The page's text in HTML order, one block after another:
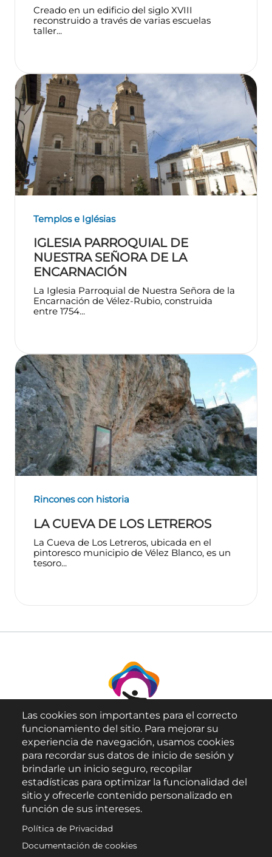
Creado en un edificio del siglo XVIII
reconstruido a través de varias escuelas
taller...
Templos e Iglésias
IGLESIA PARROQUIAL DE
NUESTRA SEÑORA DE LA
ENCARNACIÓN
La Iglesia Parroquial de Nuestra Señora de la
Encarnación de Vélez-Rubio, construida
entre 1754...
Rincones con historia
LA CUEVA DE LOS LETREROS
La Cueva de Los Letreros, ubicada en el
pintoresco municipio de Vélez Blanco, es un
tesoro...
Aviso Legal
Política de Privacidad
Accesibilidad
Las cookies son importantes para el correcto
funcionamiento del sitio. Para mejorar su
experiencia de navegación, usamos cookies
para recordar sus datos de inicio de sesión y
brindarle un inicio seguro, recopilar
estadísticas para optimizar la funcionalidad del
sitio y ofrecerle contenido personalizado en
función de sus intereses.
Política de Privacidad
Documentación de cookies